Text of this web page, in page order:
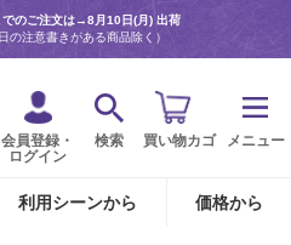
でのご注文は→8月10日(月) 出荷
の注意書きがある商品除く）
会員登録・
ログイン
検索 買い物カゴ メニュー
利用シーンから 価格から